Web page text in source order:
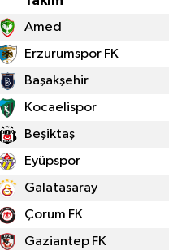
Amed
Erzurumspor FK
Başakşehir
Kocaelispor
Beşiktaş
Eyüpspor
Galatasaray
Çorum FK
Gaziantep FK